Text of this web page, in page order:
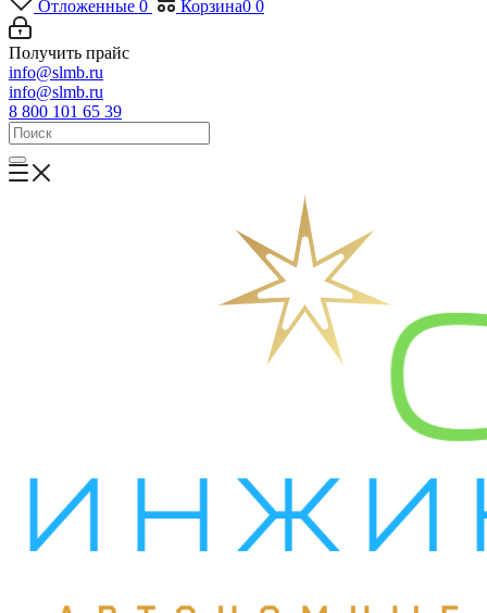
Отложенные 0 Корзина0 0
Получить прайс
info@slmb.ru
info@slmb.ru
8 800 101 65 39